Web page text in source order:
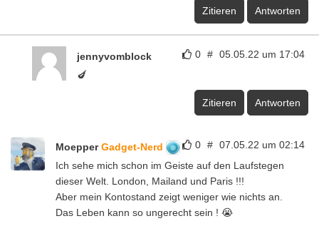
Zitieren Antworten
0 # 05.05.22 um 17:04
jennyvomblock
🍆
Zitieren Antworten
0 # 07.05.22 um 02:14
MoepperGadget-Nerd
Ich sehe mich schon im Geiste auf den Laufstegen
dieser Welt. London, Mailand und Paris !!!
Aber mein Kontostand zeigt weniger wie nichts an.
Das Leben kann so ungerecht sein ! 😭